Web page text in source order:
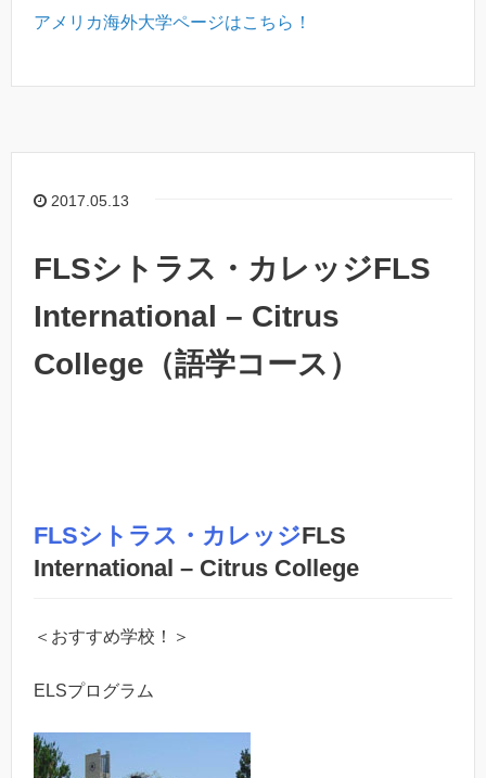
アメリカ海外大学ページはこちら！
2017.05.13
FLSシトラス・カレッジFLS
International – Citrus
College（語学コース）
FLSシトラス・カレッジFLS
International – Citrus College
＜おすすめ学校！＞
ELSプログラム